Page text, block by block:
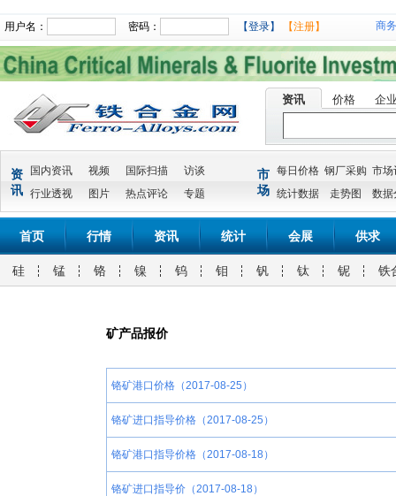
用户名： 密码： 【登录】 【注册】 商
资讯 价格 企
资
讯
国内资讯 视频 国际扫描
访谈
行业透视
图片 热点评论 专题
市
场
每日价格 钢厂采购 市场
统计数据
走势图 数据
首页 行情 资讯 统计 会展 供求
硅 锰 铬 镍 钨 钼 钒 钛 铌 铁
矿产品报价
铬矿港口价格（2017-08-25）
铬矿进口指导价格（2017-08-25）
铬矿港口指导价格（2017-08-18）
铬矿进口指导价（2017-08-18）